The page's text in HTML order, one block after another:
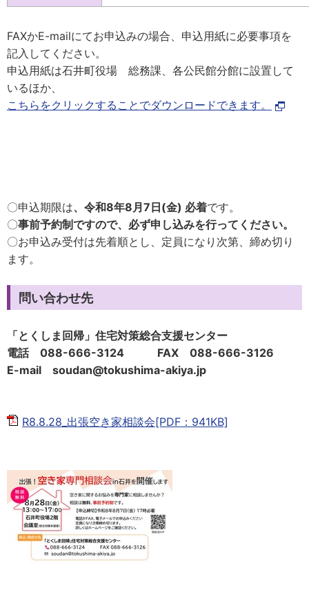
FAXかE-mailにてお申込みの場合、申込用紙に必要事項を
記入してください。
申込用紙は石井町役場 総務課、各公民館分館に設置して
いるほか、
こちらをクリックすることでダウンロードできます。
〇申込期限は、令和8年8月7日(金) 必着です。
〇事前予約制ですので、必ず申し込みを行ってください。
〇お申込み受付は先着順とし、定員になり次第、締め切り
ます。
問い合わせ先
「とくしま回帰」住宅対策総合支援センター
電話 088-666-3124 FAX 088-666-3126
E-mail soudan@tokushima-akiya.jp
R8.8.28_出張空き家相談会[PDF：941KB]